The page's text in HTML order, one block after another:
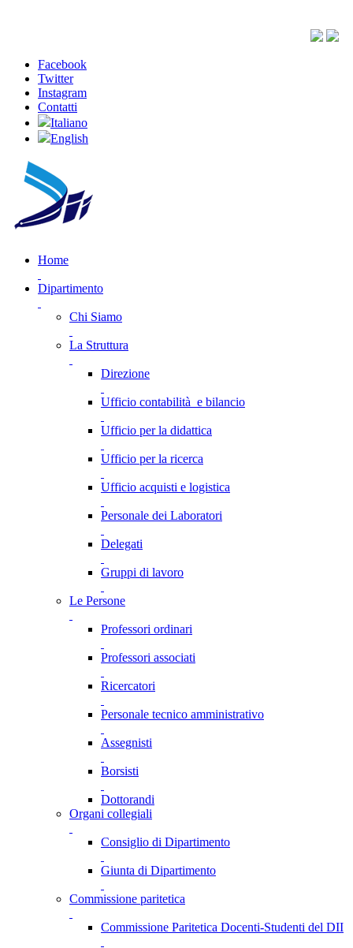
Facebook
Twitter
Instagram
Contatti
Italiano
English
Home
Dipartimento
Chi Siamo
La Struttura
Direzione
Ufficio contabilità e bilancio
Ufficio per la didattica
Ufficio per la ricerca
Ufficio acquisti e logistica
Personale dei Laboratori
Delegati
Gruppi di lavoro
Le Persone
Professori ordinari
Professori associati
Ricercatori
Personale tecnico amministrativo
Assegnisti
Borsisti
Dottorandi
Organi collegiali
Consiglio di Dipartimento
Giunta di Dipartimento
Commissione paritetica
Commissione Paritetica Docenti-Studenti del DII